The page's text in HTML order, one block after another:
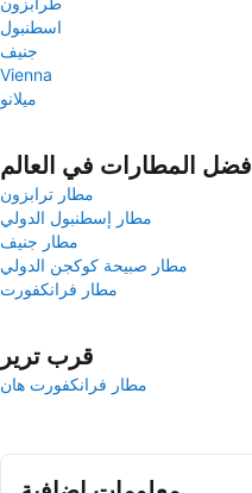
اسطنبول
جنيف
Vienna
ميلانو
أفضل المطارات في العالم
مطار ترابزون
مطار إسطنبول الدولي
مطار جنيف
مطار صبيحة كوكجن الدولي
مطار فرانكفورت
قرب ترير
مطار فرانكفورت هان